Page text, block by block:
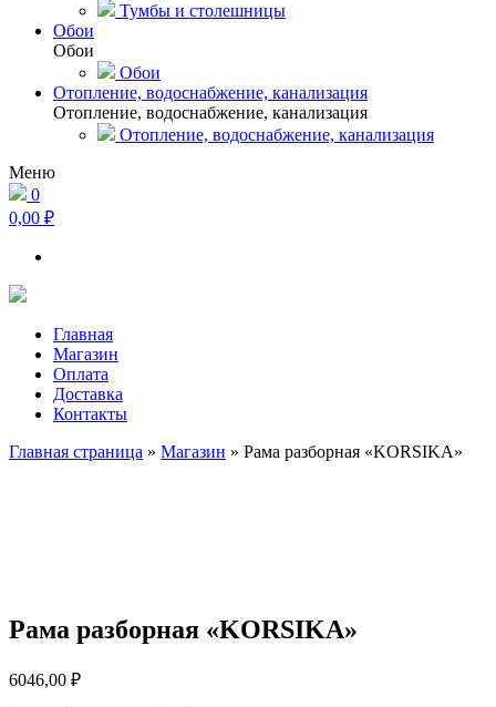
Тумбы и столешницы
Обои
Обои
Обои
Отопление, водоснабжение, канализация
Отопление, водоснабжение, канализация
Отопление, водоснабжение, канализация
Меню
0
0,00 ₽
Главная
Магазин
Оплата
Доставка
Контакты
Главная страница » Магазин » Рама разборная «KORSIKA»
Рама разборная «KORSIKA»
6046,00 ₽